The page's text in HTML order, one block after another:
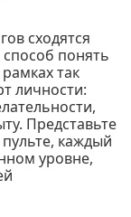
сходятся
понять
так
личности:
Представьте
каждый
уровне,